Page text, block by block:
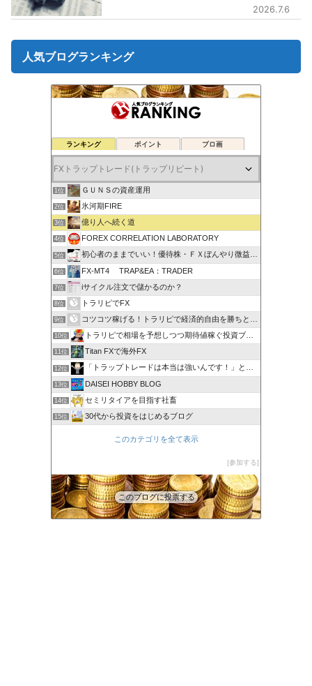
2026.7.6
人気ブログランキング
ランキング ポイント ブロ画
1位 ＧＵＮＳの資産運用
2位 氷河期FIRE
3位 億り人へ続く道
4位 FOREX CORRELATION LABORATORY
5位 初心者のままでいい！優待株・ＦＸぼんやり微益ブログ
6位 FX-MT4 TRAP&EA：TRADER
7位 iサイクル注文で儲かるのか？
8位 トラリピでFX
9位 コツコツ稼げる！トラリピで経済的自由を勝ちとる方法
10位 トラリピで相場を予想しつつ期待値稼ぐ投資ブログ
11位 Titan FXで海外FX
12位 「トラップトレードは本当は強いんです！」と叫びたい。
13位 DAISEI HOBBY BLOG
14位 セミリタイアを目指す社畜
15位 30代から投資をはじめるブログ
このカテゴリを全て表示
参加する
このブログに投票する